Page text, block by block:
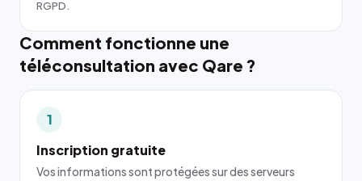
RGPD.
Comment fonctionne une
téléconsultation avec Qare ?
1
Inscription gratuite
Vos informations sont protégées sur des serveurs